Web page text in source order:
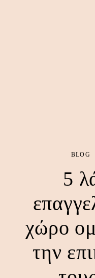
BLOG
5
χώρο
την